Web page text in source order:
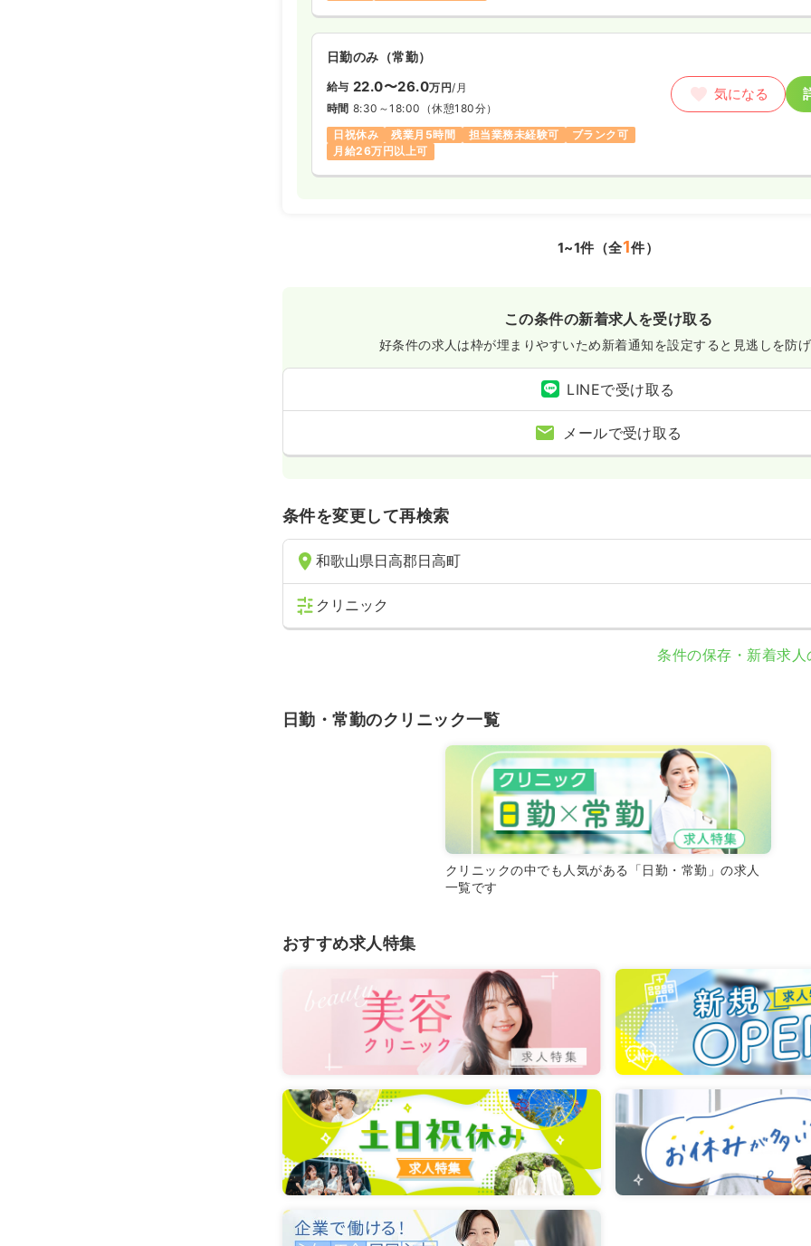
日勤のみ（常勤）
給与 22.0〜26.0万円/月
時間 8:30～18:00 （休憩180分）
日祝休み
残業月5時間 担当業務未経験可
ブランク可
月給26万円以上可
気になる
1~1件（全1件）
この条件の新着求人を受け取る
好条件の求人は枠が埋まりやすいため新着通知を設定すると見逃しを防
LINEで受け取る
メールで受け取る
条件を変更して再検索
和歌山県日高郡日高町
クリニック
条件の保存・新着求
日勤・常勤のクリニック一覧
クリニックの中でも人気がある「日勤・常勤」の求人
一覧です
おすすめ求人特集